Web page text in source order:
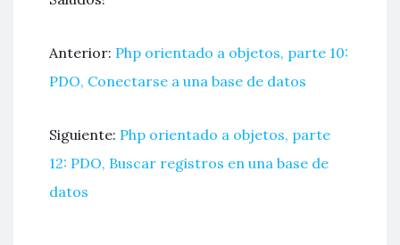
Anterior: Php orientado a objetos, parte 10:
PDO, Conectarse a una base de datos
Siguiente: Php orientado a objetos, parte
12: PDO, Buscar registros en una base de
datos